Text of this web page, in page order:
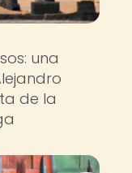
una
de la